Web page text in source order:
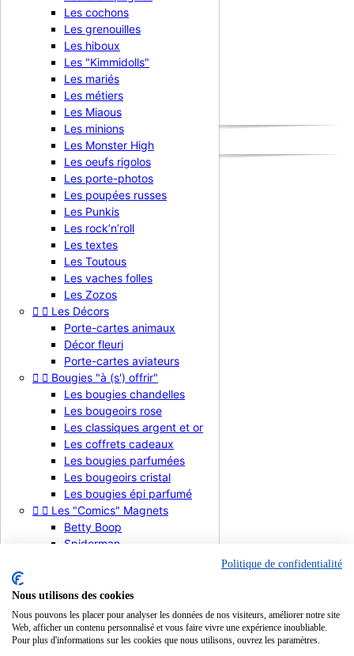
Les cochons
Les grenouilles
Les hiboux
Les "Kimmidolls"
Les mariés
Les métiers
Les Miaous
Les minions
Les Monster High
Les oeufs rigolos
Les porte-photos
Les poupées russes
Les Punkis
Les rock’n’roll
Les textes
Les Toutous
Les vaches folles
Les Zozos
  Les Décors
Porte-cartes animaux
Décor fleuri
Porte-cartes aviateurs
  Bougies "à (s') offrir"
Les bougies chandelles
Les bougeoirs rose
Les classiques argent et or
Les coffrets cadeaux
Les bougies parfumées
Les bougeoirs cristal
Les bougies épi parfumé
  Les "Comics" Magnets
Betty Boop
Spiderman
Chiffre 0
Chiffre 1
Chiffre 2
Chiffre 3
La Bougie Chandelier Rose
TTC
Aperçu rapide
Affichage 1-1 de 1 article(s)
Retour en haut

Promotions
Nouveaux produits
Meilleures ventes
Notre société
Notre société  
Politique de Confidentialité
Mentions légales
Conditions d'utilisation
Contactez-nous
Plan du Site
Votre Compte
Your account 
Informations personnelles
Commandes
Mes alertes
Informations
Politique de confidentialité
Nous utilisons des cookies
Nous pouvons les placer pour analyser les données de nos visiteurs, améliorer notre site
Web, afficher un contenu personnalisé et vous faire vivre une expérience inoubliable.
Pour plus d'informations sur les cookies que nous utilisons, ouvrez les paramètres.